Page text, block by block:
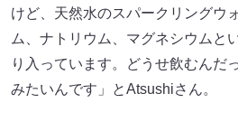
けど、天然水のスパークリングウ
ム、ナトリウム、マグネシウムと
り入っています。どうせ飲むんだ
みたいんです」とAtsushiさん。